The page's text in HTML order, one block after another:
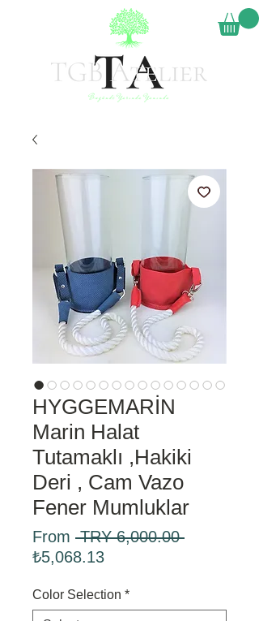
HYGGEMARİN
Marin Halat
Tutamaklı ,Hakiki
Deri , Cam Vazo
Fener Mumluklar
From TRY 6,000.00 Regular
₺5,068.13Sale
Color Selection *